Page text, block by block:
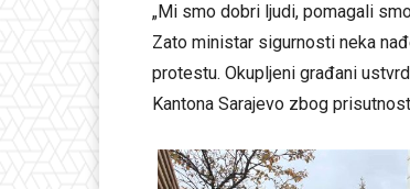
„Mi smo dobri ljudi, pomagali
Zato ministar sigurnosti neka
protestu. Okupljeni građani
Kantona Sarajevo zbog